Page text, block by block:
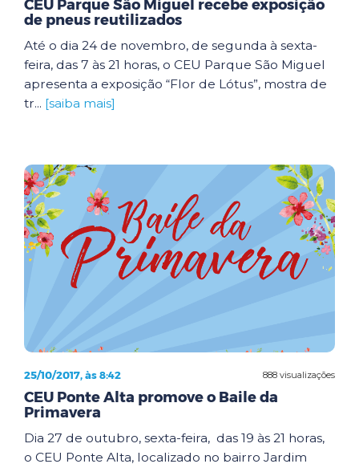
CEU Parque São Miguel recebe exposição
de pneus reutilizados
Até o dia 24 de novembro, de segunda à sexta-
feira, das 7 às 21 horas, o CEU Parque São Miguel
apresenta a exposição “Flor de Lótus”, mostra de
tr... [saiba mais]
888 visualizações
25/10/2017, às 8:42
CEU Ponte Alta promove o Baile da
Primavera
Dia 27 de outubro, sexta-feira, das 19 às 21 horas,
o CEU Ponte Alta, localizado no bairro Jardim